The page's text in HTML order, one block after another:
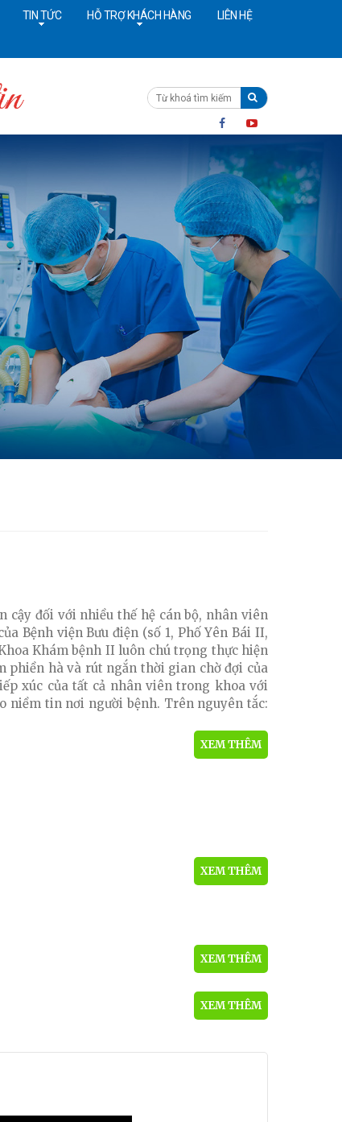
TIN TỨC HỖ TRỢ KHÁCH HÀNG LIÊN HỆ
cậy đối với nhiều thế hệ cán bộ, nhân viên
Bệnh viện Bưu điện (số 1, Phố Yên Bái II,
Khám bệnh II luôn chú trọng thực hiện
phiền hà và rút ngắn thời gian chờ đợi của
xúc của tất cả nhân viên trong khoa với
niềm tin nơi người bệnh. Trên nguyên tắc:
XEM THÊM
XEM THÊM
XEM THÊM
XEM THÊM